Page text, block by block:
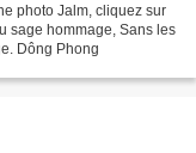
photo Jalm, cliquez sur
sage hommage, Sans les
Dông Phong